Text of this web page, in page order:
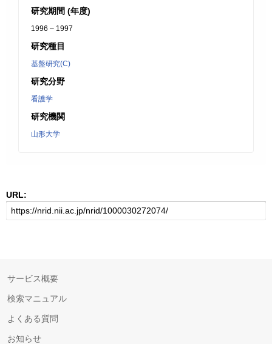
研究期間 (年度)
1996 – 1997
研究種目
基盤研究(C)
研究分野
看護学
研究機関
山形大学
URL:
サービス概要
検索マニュアル
よくある質問
お知らせ